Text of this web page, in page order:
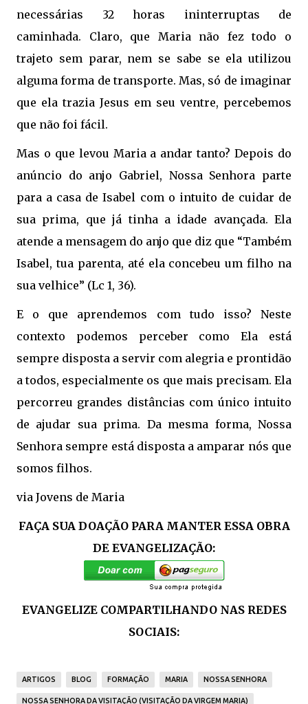
necessárias 32 horas ininterruptas de
caminhada. Claro, que Maria não fez todo o
trajeto sem parar, nem se sabe se ela utilizou
alguma forma de transporte. Mas, só de imaginar
que ela trazia Jesus em seu ventre, percebemos
que não foi fácil.
Mas o que levou Maria a andar tanto? Depois do
anúncio do anjo Gabriel, Nossa Senhora parte
para a casa de Isabel com o intuito de cuidar de
sua prima, que já tinha a idade avançada. Ela
atende a mensagem do anjo que diz que “Também
Isabel, tua parenta, até ela concebeu um filho na
sua velhice” (Lc 1, 36).
E o que aprendemos com tudo isso? Neste
contexto podemos perceber como Ela está
sempre disposta a servir com alegria e prontidão
a todos, especialmente os que mais precisam. Ela
percorreu grandes distâncias com único intuito
de ajudar sua prima. Da mesma forma, Nossa
Senhora sempre está disposta a amparar nós que
somos filhos.
via Jovens de Maria
FAÇA SUA DOAÇÃO PARA MANTER ESSA OBRA
DE EVANGELIZAÇÃO:
EVANGELIZE COMPARTILHANDO NAS REDES
SOCIAIS:
ARTIGOS BLOG FORMAÇÃO MARIA NOSSA SENHORA
NOSSA SENHORA DA VISITAÇÃO (VISITAÇÃO DA VIRGEM MARIA)